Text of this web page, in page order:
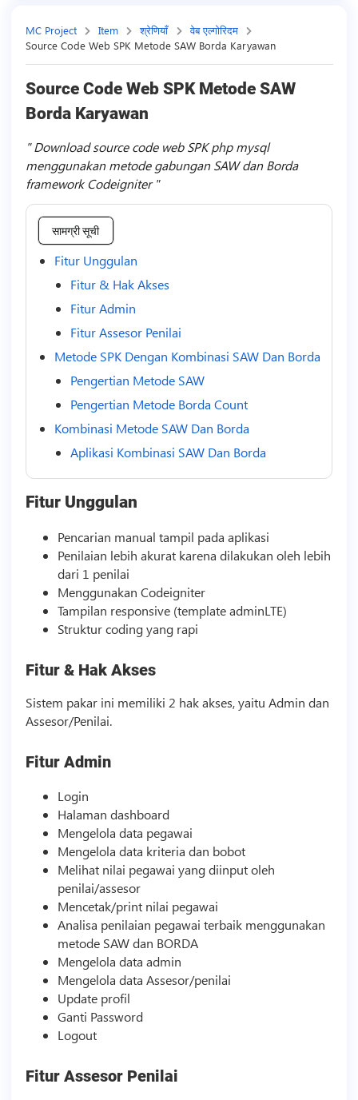
MC Project Item श्रेणियाँ
वेब एल्गोरिदम
Source Code Web SPK Metode SAW Borda Karyawan
Source Code Web SPK Metode SAW
Borda Karyawan
Download source code web SPK php mysql
menggunakan metode gabungan SAW dan Borda
framework Codeigniter
सामग्री सूची
Fitur Unggulan
Fitur & Hak Akses
Fitur Admin
Fitur Assesor Penilai
Metode SPK Dengan Kombinasi SAW Dan Borda
Pengertian Metode SAW
Pengertian Metode Borda Count
Kombinasi Metode SAW Dan Borda
Aplikasi Kombinasi SAW Dan Borda
Fitur Unggulan
Pencarian manual tampil pada aplikasi
Penilaian lebih akurat karena dilakukan oleh lebih
dari 1 penilai
Menggunakan Codeigniter
Tampilan responsive (templateadminLTE)
Struktur coding yang rapi
Fitur & Hak Akses
Sistem pakar ini memiliki 2 hak akses, yaitu Admin dan
Assesor/Penilai.
Fitur Admin
Login
Halaman dashboard
Mengelola data pegawai
Mengelola data kriteria dan bobot
Melihat nilai pegawai yang diinput oleh
penilai/assesor
Mencetak/print nilai pegawai
Analisa penilaian pegawai terbaik menggunakan
metode SAW dan BORDA
Mengelola data admin
Mengelola data Assesor/penilai
Update profil
Ganti Password
Logout
Fitur Assesor Penilai